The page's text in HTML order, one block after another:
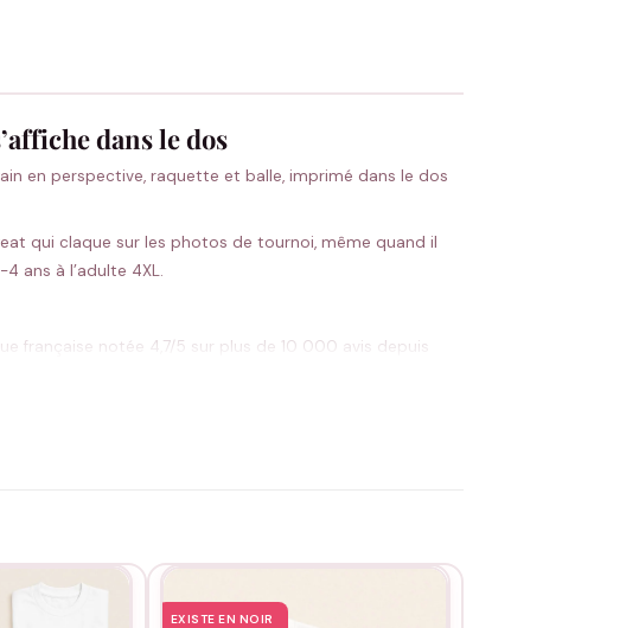
dans le dos
en perspective, raquette et balle, imprimé dans le dos
qui claque sur les photos de tournoi, même quand il
ans à l’adulte 4XL.
française notée 4,7/5 sur plus de 10 000 avis depuis
EXISTE EN NOIR